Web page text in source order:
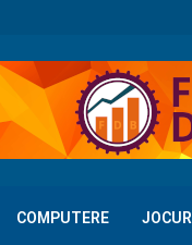
COMPUTERE JOCURI